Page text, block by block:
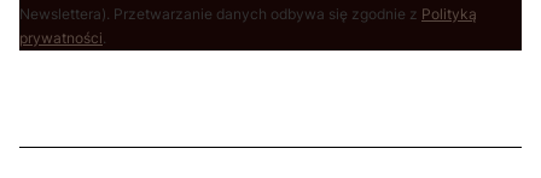
Newslettera). Przetwarzanie danych odbywa się zgodnie z Polityką
prywatności